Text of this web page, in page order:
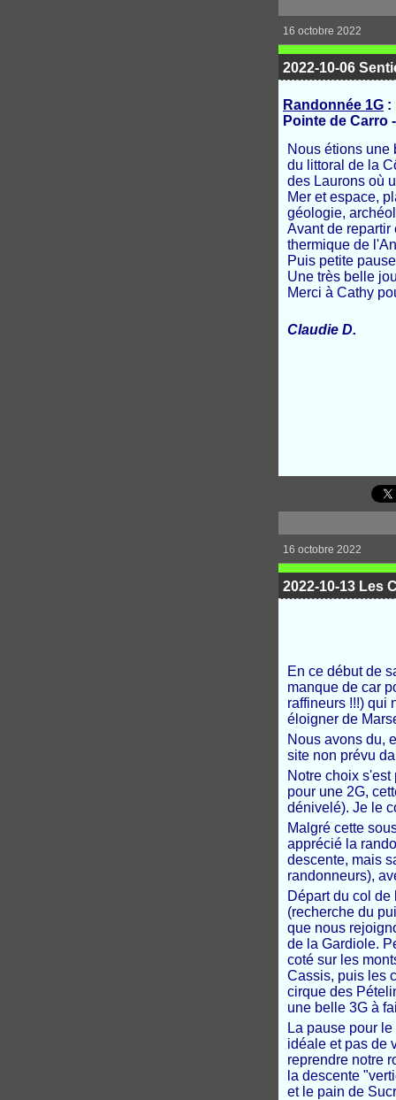
16 octobre 2022
2022-10-06
Randonnée 1G :
Pointe de Carro
Nous étions une
du littoral de la
des Laurons où
Mer et espace,
géologie,
Avant de repartir
thermique de
Puis petite
Une très belle
Merci à Cathy
Claudie D.
16 octobre 2022
2022-10-13 Les
En ce début de
manque de car
raffineurs !!!) qui
éloigner de
Nous avons du,
site non prévu
Notre choix
pour une 2G,
dénivelé). Je le
Malgré cette
apprécié la
descente, mais
randonneurs),
Départ du col
(recherche du
que nous
de la Gardiole.
coté sur les
Cassis, puis les
cirque des
une belle 3G à
La pause pour
idéale et pas de
reprendre notre
la descente
et le pain de